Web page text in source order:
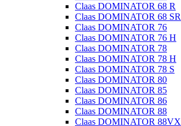
Claas DOMINATOR 68 R
Claas DOMINATOR 68 SR
Claas DOMINATOR 76
Claas DOMINATOR 76 H
Claas DOMINATOR 78
Claas DOMINATOR 78 H
Claas DOMINATOR 78 S
Claas DOMINATOR 80
Claas DOMINATOR 85
Claas DOMINATOR 86
Claas DOMINATOR 88
Claas DOMINATOR 88VX